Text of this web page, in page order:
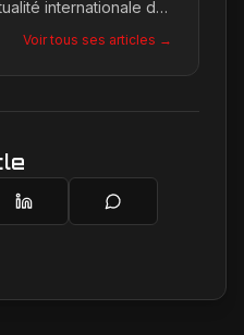
internationale du
de la marque.
est le reflet de son
Voir tous ses articles →